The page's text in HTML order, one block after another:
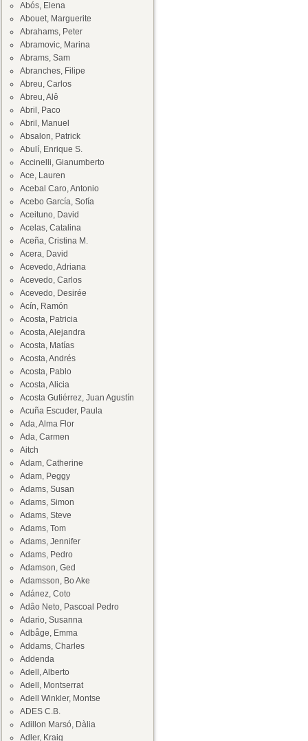
Abós, Elena
Abouet, Marguerite
Abrahams, Peter
Abramovic, Marina
Abrams, Sam
Abranches, Filipe
Abreu, Carlos
Abreu, Alê
Abril, Paco
Abril, Manuel
Absalon, Patrick
Abulí, Enrique S.
Accinelli, Gianumberto
Ace, Lauren
Acebal Caro, Antonio
Acebo García, Sofía
Aceituno, David
Acelas, Catalina
Aceña, Cristina M.
Acera, David
Acevedo, Adriana
Acevedo, Carlos
Acevedo, Desirée
Acín, Ramón
Acosta, Patricia
Acosta, Alejandra
Acosta, Matías
Acosta, Andrés
Acosta, Pablo
Acosta, Alicia
Acosta Gutiérrez, Juan Agustín
Acuña Escuder, Paula
Ada, Alma Flor
Ada, Carmen
Aitch
Adam, Catherine
Adam, Peggy
Adams, Susan
Adams, Simon
Adams, Steve
Adams, Tom
Adams, Jennifer
Adams, Pedro
Adamson, Ged
Adamsson, Bo Ake
Adánez, Coto
Adâo Neto, Pascoal Pedro
Adario, Susanna
Adbåge, Emma
Addams, Charles
Addenda
Adell, Alberto
Adell, Montserrat
Adell Winkler, Montse
ADES C.B.
Adillon Marsó, Dàlia
Adler, Kraig